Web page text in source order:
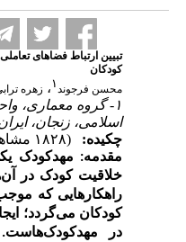
تبیین ارتباط فضاهای
کودکان
محسن فرجوند۱ ، زهره
۱- گروه معماری،
اسلامی، زنجان،
چکیده:
(۱۸۲۸ مشاهده)
مقدمه: مهدکودک
خلاقیت کودک در
راهکارهایی که
کودکان می‌گردد؛
در